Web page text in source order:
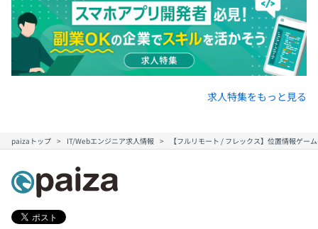
Amazon Athena
求人特集をもっと見る
paizaトップ IT/Webエンジニア求人情報 【フルリモート / フレックス】位置情報ゲー